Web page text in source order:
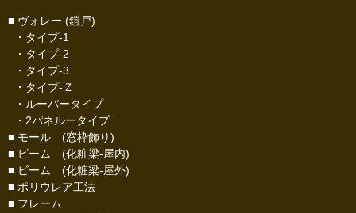
■ ヴォレー (鎧戸)
・ タイプ-1
・ タイプ-2
・ タイプ-3
・ タイプ-Ｚ
・ ルーバータイプ
・ 2パネルータイプ
■ モール (窓枠飾り)
■ ビーム (化粧梁-屋内)
■ ビーム (化粧梁-屋外)
■ ポリウレア工法
■ フレーム